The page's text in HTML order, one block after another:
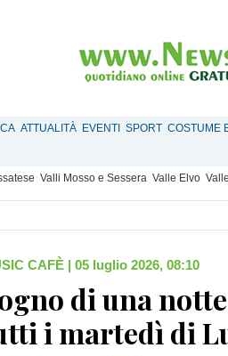
ATTUALITÀ EVENTI SPORT COSTUME
Valli Mosso e Sessera Valle Elvo
CAFÈ | 05 luglio 2026, 08:10
di una
i martedì di